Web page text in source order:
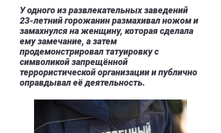
У одного из развлекательных заведений
23-летний горожанин размахивал ножом и
замахнулся на женщину, которая сделала
ему замечание, а затем
продемонстрировал татуировку с
символикой запрещённой
террористической организации и публично
оправдывал её деятельность.